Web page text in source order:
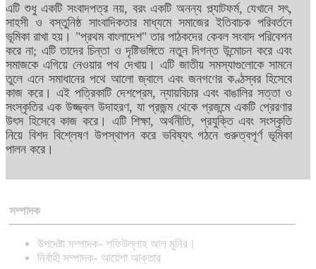
এটি শুধু একটি সংবাদপত্র নয়, বরং একটি অনন্য প্ল্যাটফর্ম, যেখানে সৎ,
সাহসী ও বস্তুনিষ্ঠ সাংবাদিকতার মাধ্যমে সমাজের ইতিবাচক পরিবর্তনে
ভূমিকা রাখা হয়। "প্রথম বাংলাদেশ" তার পাঠকদের কেবল সংবাদ পরিবেশন
করে না; এটি তাদের চিন্তা ও দৃষ্টিভঙ্গিতে নতুন দিগন্ত উন্মোচন করে এবং
সমাজকে এগিয়ে নেওয়ার পথ দেখায়। এটি জাতীয় সমস্যাগুলোকে সামনে
তুলে এনে সমাধানের পথে আলো জ্বালে এবং জনগণের কণ্ঠস্বর হিসেবে
কাজ করে। এই পত্রিকাটি দেশপ্রেম, ন্যায়বিচার এবং বাঙালির সত্তা ও
সংস্কৃতির এক উজ্জ্বল উদাহরণ, যা প্রজন্ম থেকে প্রজন্মে একটি প্রেরণার
উৎস হিসেবে কাজ করে। এটি শিক্ষা, অর্থনীতি, প্রযুক্তি এবং সংস্কৃতি
নিয়ে বিশদ বিশ্লেষণ উপস্থাপন করে ভবিষ্যৎ গঠনে গুরুত্বপূর্ণ ভূমিকা
পালন করে।
সম্পাদক
উপদেষ্টা সম্পাদক- শফিউল্লাহ আল মুনির।
নির্বাহী সম্পাদক- আয়েশা আক্তার